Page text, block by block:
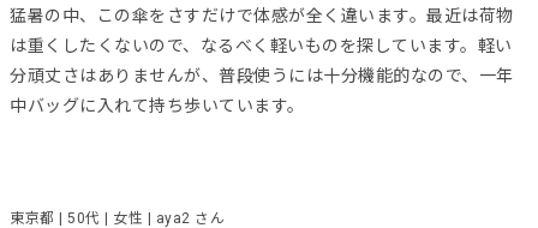
猛暑の中、この傘をさすだけで体感が全く違います。最近は荷物
は重くしたくないので、なるべく軽いものを探しています。軽い
分頑丈さはありませんが、普段使うには十分機能的なので、一年
中バッグに入れて持ち歩いています。
東京都 | 50代 | 女性 | aya2 さん